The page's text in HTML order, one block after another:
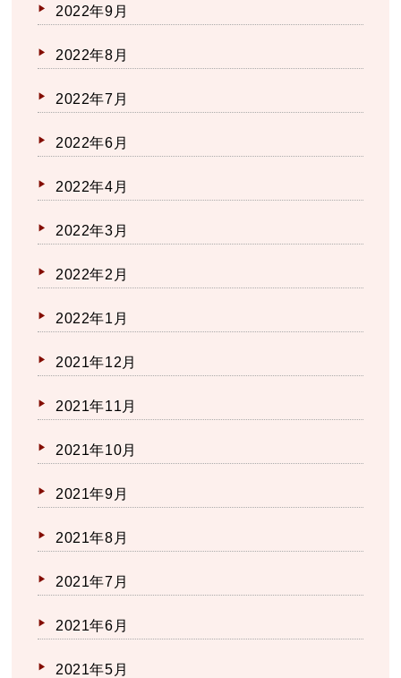
2022年9月
2022年8月
2022年7月
2022年6月
2022年4月
2022年3月
2022年2月
2022年1月
2021年12月
2021年11月
2021年10月
2021年9月
2021年8月
2021年7月
2021年6月
2021年5月